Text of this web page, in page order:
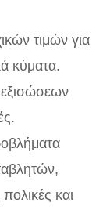
τιμών για
κύματα.
και